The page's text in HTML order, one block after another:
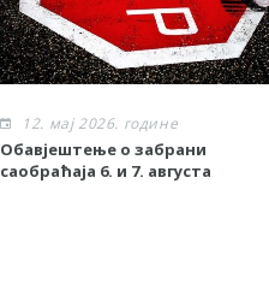
12. мај 2026. године
Обавјештење о забрани
саобраћаја 6. и 7. августа